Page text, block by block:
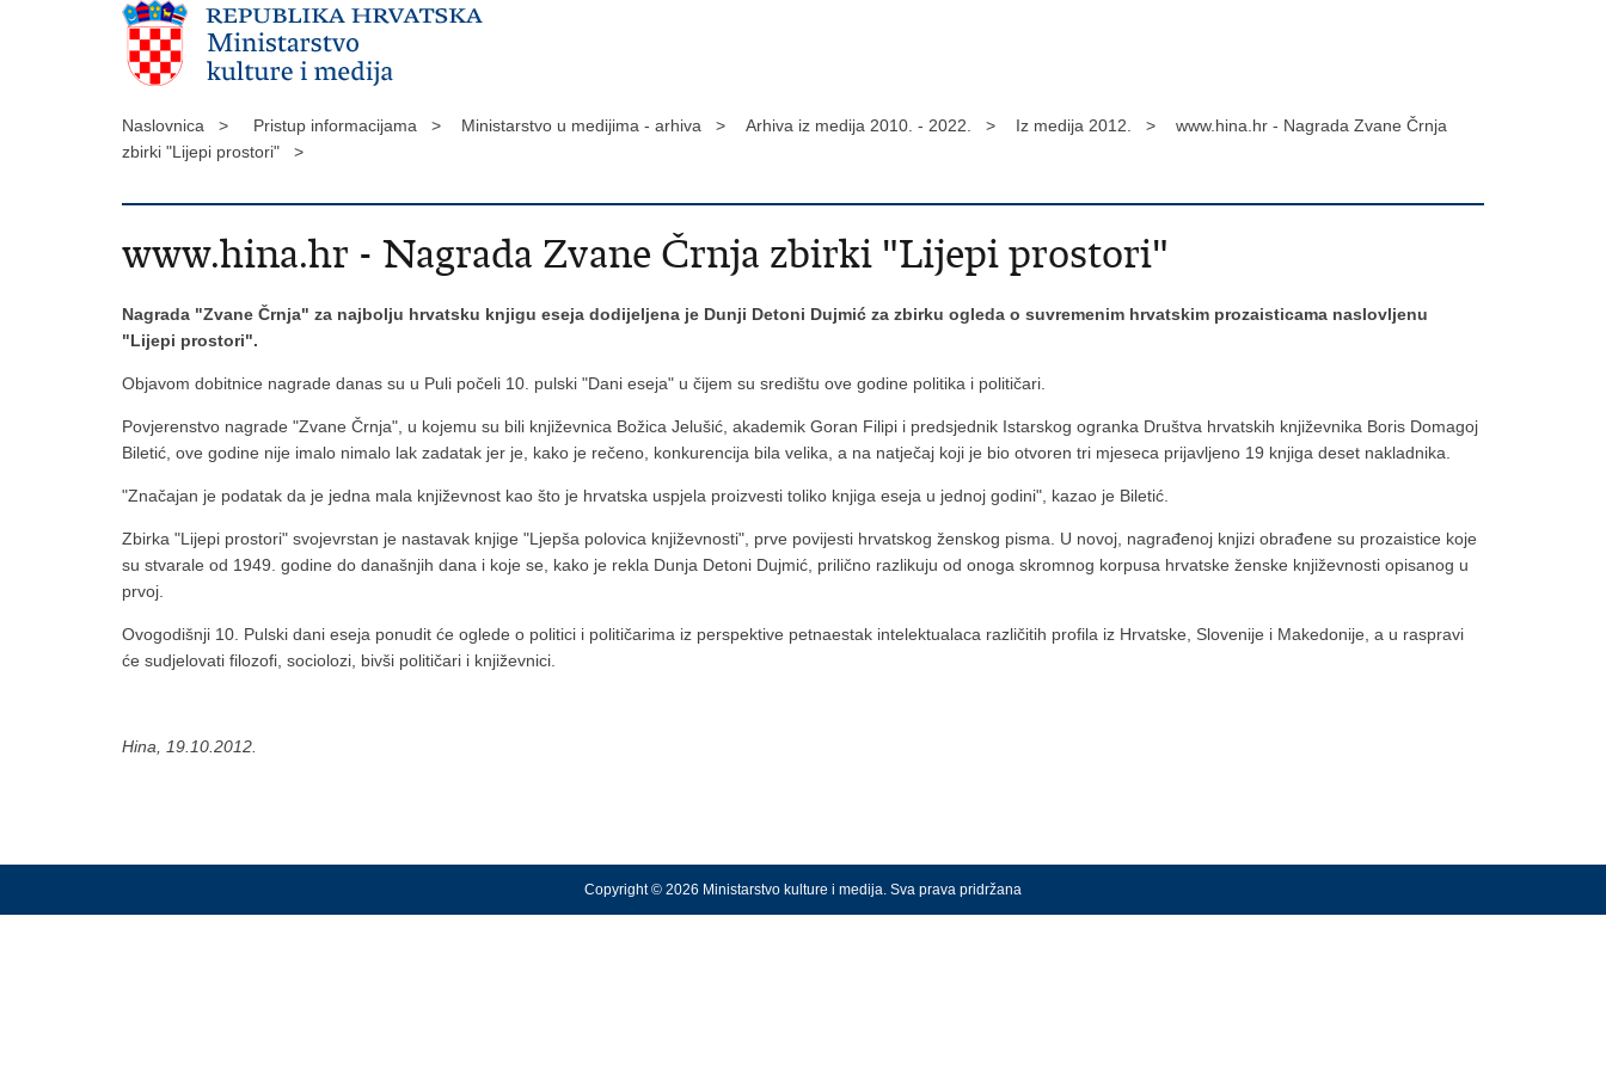
Naslovnica > Pristup informacijama > Ministarstvo u medijima - arhiva > Arhiva iz medija 2010. - 2022. > Iz medija 2012. >
www.hina.hr - Nagrada Zvane Črnja
zbirki "Lijepi prostori" >
www.hina.hr - Nagrada Zvane Črnja zbirki "Lijepi prostori"
Nagrada "Zvane Črnja" za najbolju hrvatsku knjigu eseja dodijeljena je Dunji Detoni Dujmić za zbirku ogleda o suvremenim hrvatskim prozaisticama naslovljenu
"Lijepi prostori".
Objavom dobitnice nagrade danas su u Puli počeli 10. pulski "Dani eseja" u čijem su središtu ove godine politika i političari.
Povjerenstvo nagrade "Zvane Črnja", u kojemu su bili književnica Božica Jelušić, akademik Goran Filipi i predsjednik Istarskog ogranka Društva hrvatskih književnika Boris Domagoj
Biletić, ove godine nije imalo nimalo lak zadatak jer je, kako je rečeno, konkurencija bila velika, a na natječaj koji je bio otvoren tri mjeseca prijavljeno 19 knjiga deset nakladnika.
"Značajan je podatak da je jedna mala književnost kao što je hrvatska uspjela proizvesti toliko knjiga eseja u jednoj godini", kazao je Biletić.
Zbirka "Lijepi prostori" svojevrstan je nastavak knjige "Ljepša polovica književnosti", prve povijesti hrvatskog ženskog pisma. U novoj, nagrađenoj knjizi obrađene su prozaistice koje
su stvarale od 1949. godine do današnjih dana i koje se, kako je rekla Dunja Detoni Dujmić, prilično razlikuju od onoga skromnog korpusa hrvatske ženske književnosti opisanog u
prvoj.
Ovogodišnji 10. Pulski dani eseja ponudit će oglede o politici i političarima iz perspektive petnaestak intelektualaca različitih profila iz Hrvatske, Slovenije i Makedonije, a u raspravi
će sudjelovati filozofi, sociolozi, bivši političari i književnici.
Hina, 19.10.2012.
Copyright © 2026 Ministarstvo kulture i medija. Sva prava pridržana